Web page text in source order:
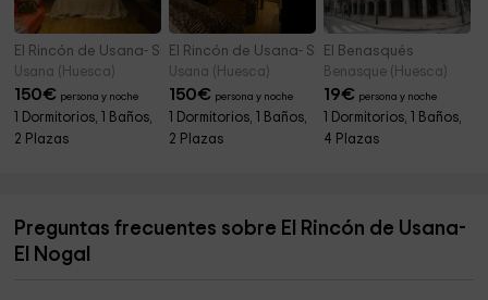
El Rincón de Usana- Suite Nido
Usana (Huesca)
150€ persona y noche
1 Dormitorios, 1 Baños,
2 Plazas
El Rincón de Usana- Suite Roble
Usana (Huesca)
150€ persona y noche
1 Dormitorios, 1 Baños,
2 Plazas
El Benasqués
Benasque (Huesca)
19€ persona y noche
1 Dormitorios, 1 Baños,
4 Plazas
Preguntas frecuentes sobre El Rincón de Usana-
El Nogal